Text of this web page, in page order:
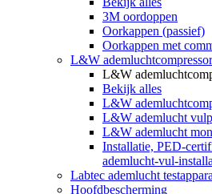
3M oordoppen
Oorkappen (passief)
Oorkappen met
L&W
L&W
Bekijk alles
L&W
L&W ademlucht
L&W ademlucht
Installatie, PED-
ademlucht-vul-
Labtec ademlucht
Hoofdbescherming